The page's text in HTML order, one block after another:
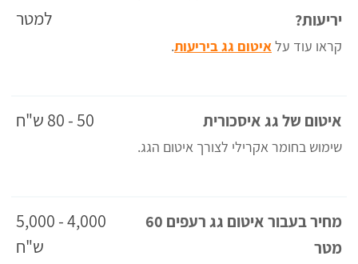
יריעות?
קראו עוד עלאיטום גג ביריעות.
למטר
איטום של גג איסכורית
שימוש בחומר אקרילי לצורך איטום הגג.
50 - 80 ש"ח
מחיר בעבור איטום גג רעפים 60
מטר
4,000 - 5,000
ש"ח